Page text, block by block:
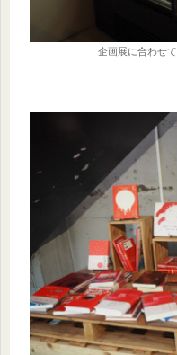
企画展に合わせ